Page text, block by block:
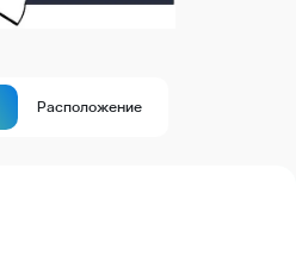
Расположение